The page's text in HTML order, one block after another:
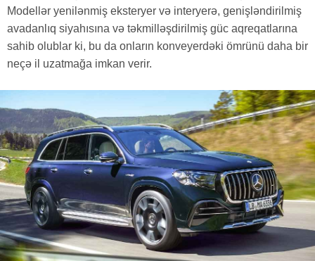
Modellər yenilənmiş eksteryer və interyerə, genişləndirilmiş
avadanlıq siyahısına və təkmilləşdirilmiş güc aqreqatlarına
sahib olublar ki, bu da onların konveyerdəki ömrünü daha bir
neçə il uzatmağa imkan verir.